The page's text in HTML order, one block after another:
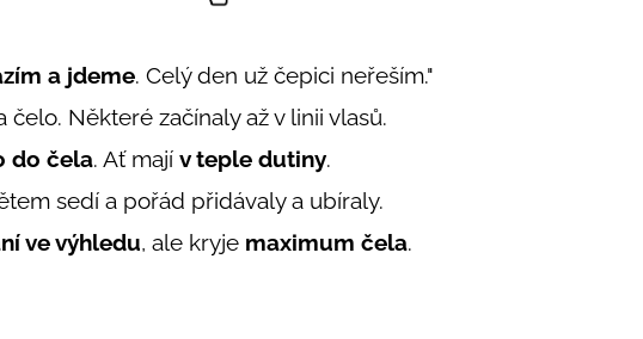
a jdeme. Celý den už čepici neřeším."
Některé začínaly až v linii vlasů.
do čela. Ať mají v teple dutiny.
sedí a pořád přidávaly a ubíraly.
ve výhledu, ale kryje maximum čela.